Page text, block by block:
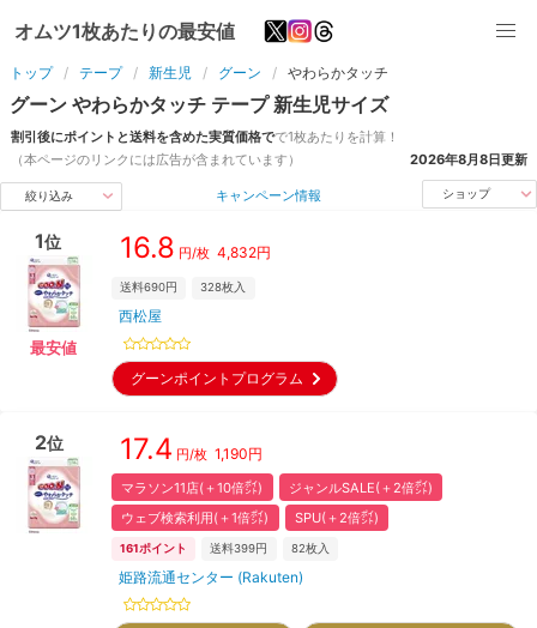
オムツ1枚あたりの最安値
トップ テープ 新生児 グーン やわらかタッチ
グーン やわらかタッチ テープ 新生児サイズ
割引後にポイントと送料を含めた実質価格でで1枚あたりを計算！
（本ページのリンクには広告が含まれています）
2026年8月8日更新
絞り込み キャンペーン情報 ショップ
1位
最安値
16.8 円/枚 4,832円
送料690円 328枚入
西松屋
グーンポイントプログラム
2位 17.4 円/枚 1,190円
マラソン11店(＋10倍㌽)
ジャンルSALE(＋2倍㌽)
ウェブ検索利用(＋1倍㌽)
SPU(＋2倍㌽)
161ポイント 送料399円 82枚入
姫路流通センター (Rakuten)